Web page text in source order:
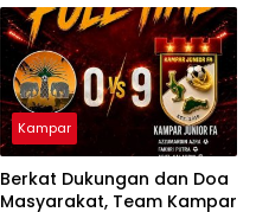
Kampar
Berkat Dukungan dan Doa
Masyarakat, Team Kampar